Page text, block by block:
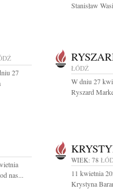
Stanisław
27
ŁÓDŹ
W dniu 27
Ryszard
nas...
WIEK: 78
11 kwietnia
Krystyna